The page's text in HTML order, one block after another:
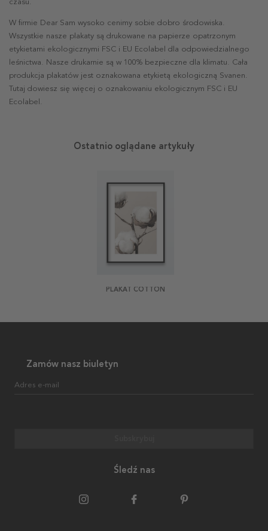
W firmie Dear Sam wysoko cenimy sobie dobro środowiska.
Wszystkie nasze plakaty są drukowane na papierze opatrzonym
etykietami ekologicznymi FSC i EU Ecolabel dla odpowiedzialnego
leśnictwa. Nasze drukarnie są w 100% bezpieczne dla klimatu. Cała
produkcja plakatów jest oznakowana etykietą ekologiczną Svanen.
Tutaj dowiesz się więcej o oznakowaniu ekologicznym FSC i EU
Ecolabel.
Ostatnio oglądane artykuły
PLAKAT COTTON
Zamów nasz biuletyn
Adres e-mail
Śledź nas